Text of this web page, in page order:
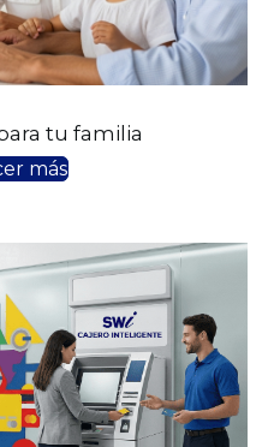
tu familia
más